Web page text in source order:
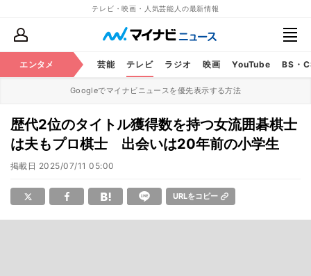
テレビ・映画・人気芸能人の最新情報
エンタメ 芸能 テレビ ラジオ 映画 YouTube BS・
Googleでマイナビニュースを優先表示する方法
歴代2位のタイトル獲得数を持つ女流囲碁棋士
は夫もプロ棋士 出会いは20年前の小学生
掲載日 2025/07/11 05:00
URLをコピー